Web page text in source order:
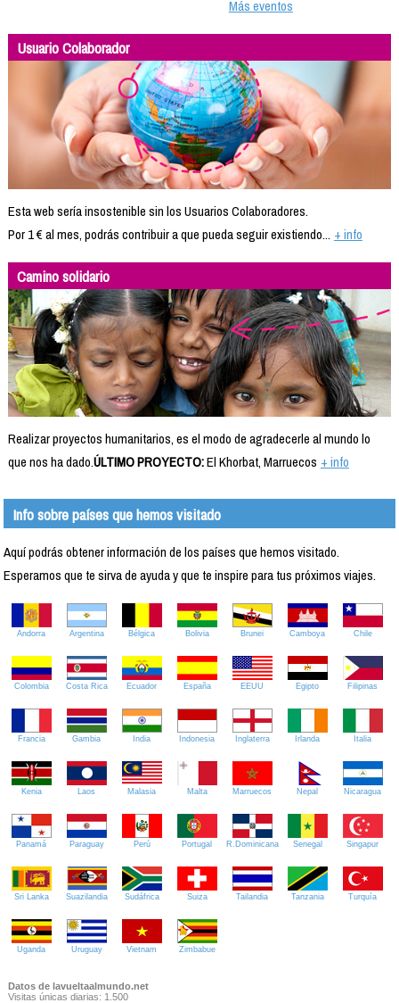
Más eventos
Usuario Colaborador
Esta web sería insostenible sin los Usuarios Colaboradores.
Por 1 € al mes, podrás contribuir a que pueda seguir existiendo... + info
Camino solidario
Realizar proyectos humanitarios, es el modo de agradecerle al mundo lo
que nos ha dado.ÚLTIMO PROYECTO:El Khorbat, Marruecos + info
Info sobre países que hemos visitado
Aquí podrás obtener información de los países que hemos visitado.
Esperamos que te sirva de ayuda y que te inspire para tus próximos viajes.
Andorra Argentina Bélgica Bolivia Brunei Camboya Chile
Colombia Costa Rica Ecuador España EEUU Egipto Filipinas
Francia Gambia India Indonesia Inglaterra Irlanda Italia
Kenia Laos Malasia Malta Marruecos Nepal Nicaragua
Panamá Paraguay Perú Portugal R.Dominicana Senegal Singapur
Sri Lanka Suazilandia Sudáfrica Suiza Tailandia Tanzania Turquía
Uganda Uruguay Vietnam Zimbabue
Datos de lavueltaalmundo.net
Visitas únicas diarias: 1.500